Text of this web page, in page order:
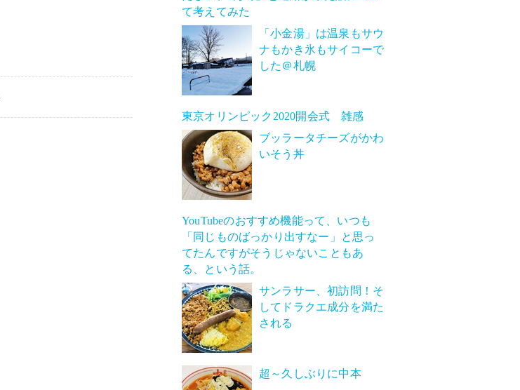
て考えてみた
「小金湯」は温泉もサウ
ナもかき氷もサイコーで
した＠札幌
東京オリンピック2020開会式 雑感
ブッラータチーズがかわ
いそう丼
YouTubeのおすすめ機能って、いつも
「同じものばっかり出すなー」と思っ
てたんですがそうじゃないこともあ
る、という話。
サンラサー、初訪問！そ
してドラクエ成分を満た
される
超～久しぶりに中本